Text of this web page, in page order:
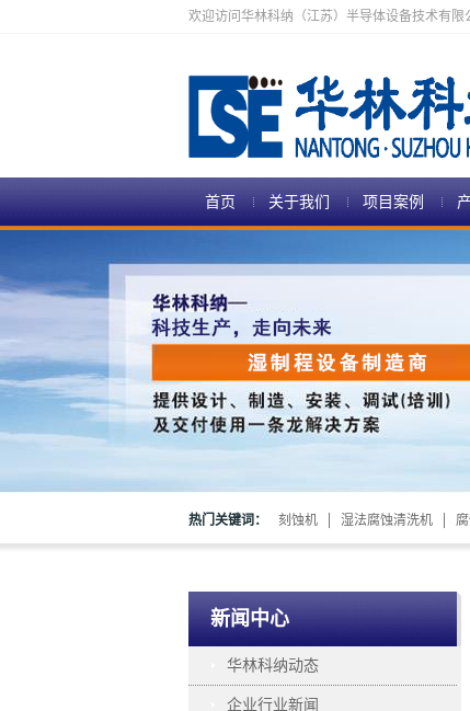
欢迎访问华林科纳（江苏）半导体设备技术有限
首页 关于我们 项目案例
热门关键词： 刻蚀机 湿法腐蚀清洗机
新闻中心
华林科纳动态
企业行业新闻